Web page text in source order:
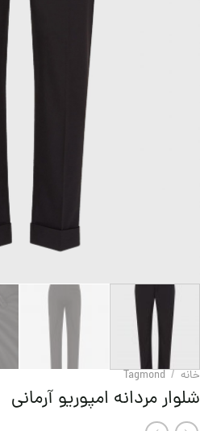
خانه /
Tagmond
شلوار مردانه امپوریو آرمانی